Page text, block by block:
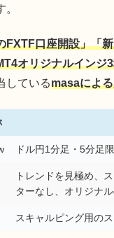
FXTF口座開設」「
オリジナルインジ
しているmasaによ
ドル円1分足・5分足
トレンドを見極め、
ターなし、オリジナ
スキャルピング用の